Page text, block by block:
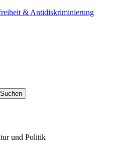
& Antidiskriminierung
und Politik